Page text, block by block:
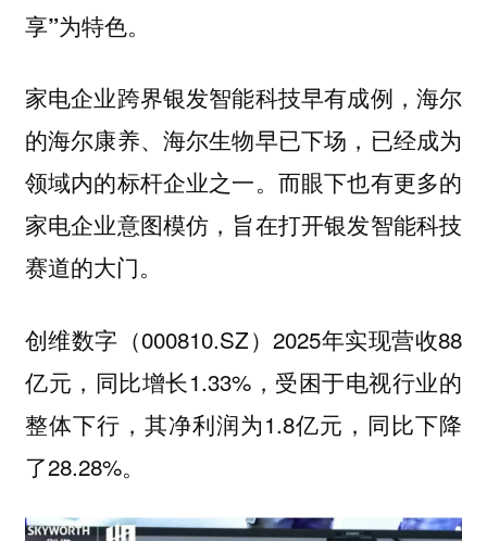
享”为特色。
家电企业跨界银发智能科技早有成例，海尔
的海尔康养、海尔生物早已下场，已经成为
领域内的标杆企业之一。而眼下也有更多的
家电企业意图模仿，旨在打开银发智能科技
赛道的大门。
创维数字（000810.SZ）2025年实现营收88
亿元，同比增长1.33%，受困于电视行业的
整体下行，其净利润为1.8亿元，同比下降
了28.28%。